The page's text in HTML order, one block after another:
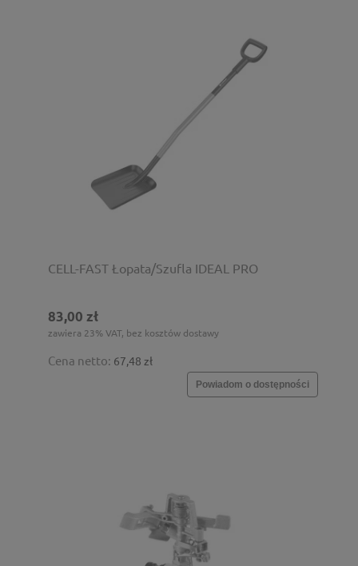
CELL-FAST Łopata/Szufla IDEAL PRO
83,00 zł
zawiera 23% VAT, bez kosztów dostawy
Cena netto: 67,48 zł
Powiadom o dostępności